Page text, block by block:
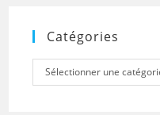
Catégories
Catégories
Sélectionner une